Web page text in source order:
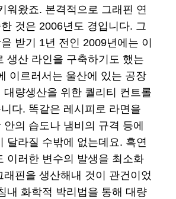
워왔죠. 본격적으로 그래핀 연
것은 2006년도 경입니다. 그
받기 1년 전인 2009년에는 이
생산 라인을 구축하기도 했는
이르러서는 울산에 있는 공장
대량생산을 위한 퀄리티 컨트롤
다. 똑같은 레시피로 라면을
의 습도나 냄비의 규격 등에
달라질 수밖에 없는데요. 흑연
이러한 변수의 발생을 최소화
래핀을 생산해내 것이 관건이었
내 화학적 박리법을 통해 대량